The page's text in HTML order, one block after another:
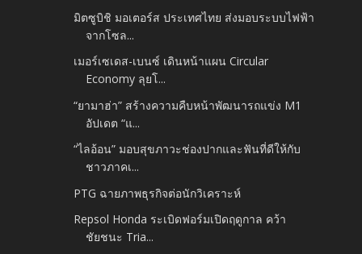
มิตซูบิชิ มอเตอร์ส ประเทศไทย ส่งมอบระบบไฟฟ้า
จากโซล...
เมอร์เซเดส-เบนซ์ เดินหน้าแผน Circular
Economy ลุยโ...
“ยามาฮ่า” สร้างความคืบหน้าพัฒนารถแข่ง M1
อัปเดต “แ...
“ไลอ้อน” มอบสุขภาวะช่องปากและฟันที่ดีให้กับ
ชาวภาคเ...
PTG ฉายภาพธุรกิจต่อนักวิเคราะห์
Repsol Honda ระเบิดฟอร์มเปิดฤดูกาล คว้า
ชัยชนะ Tria...